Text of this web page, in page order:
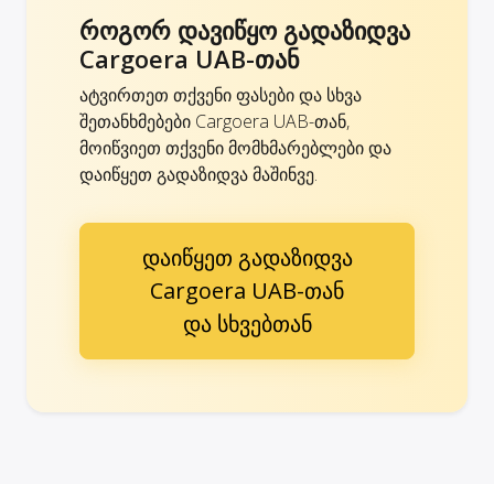
როგორ დავიწყო გადაზიდვა
Cargoera UAB-თან
ატვირთეთ თქვენი ფასები და სხვა
შეთანხმებები Cargoera UAB-თან,
მოიწვიეთ თქვენი მომხმარებლები და
დაიწყეთ გადაზიდვა მაშინვე.
დაიწყეთ გადაზიდვა
Cargoera UAB-თან
და სხვებთან